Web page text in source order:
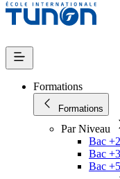
Formations
Formations
Par Niveau
Bac +2
Bac +3
Bac +5